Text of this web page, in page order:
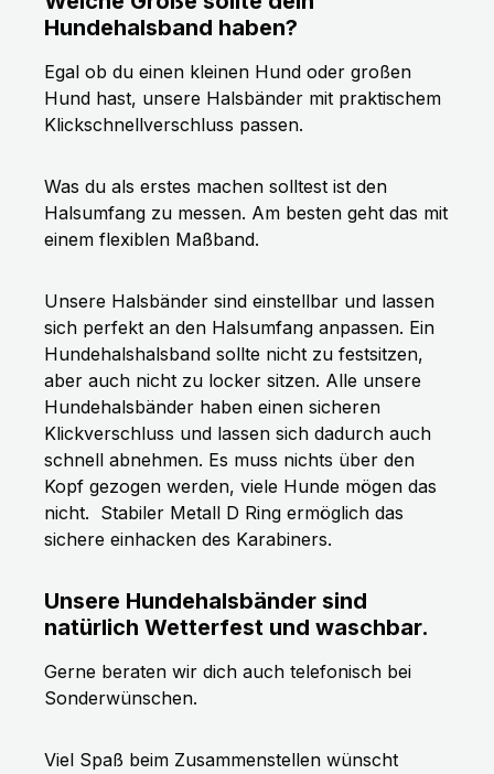
Hundehalsband haben?
Egal ob du einen kleinen Hund oder großen
Hund hast, unsere Halsbänder mit praktischem
Klickschnellverschluss passen.
Was du als erstes machen solltest ist den
Halsumfang zu messen. Am besten geht das mit
einem flexiblen Maßband.
Unsere Halsbänder sind einstellbar und lassen
sich perfekt an den Halsumfang anpassen. Ein
Hundehalshalsband sollte nicht zu festsitzen,
aber auch nicht zu locker sitzen. Alle unsere
Hundehalsbänder haben einen sicheren
Klickverschluss und lassen sich dadurch auch
schnell abnehmen. Es muss nichts über den
Kopf gezogen werden, viele Hunde mögen das
nicht. Stabiler Metall D Ring ermöglich das
sichere einhacken des Karabiners.
Unsere Hundehalsbänder sind
natürlich Wetterfest und waschbar.
Gerne beraten wir dich auch telefonisch bei
Sonderwünschen.
Viel Spaß beim Zusammenstellen wünscht